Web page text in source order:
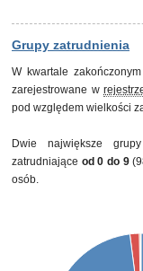
własności prywatnej
Grupy zatrudnienia
W kwartale
zarejestrowane w
pod względem wielkości
Dwie największe
zatrudniające od 0 do 9
osób.